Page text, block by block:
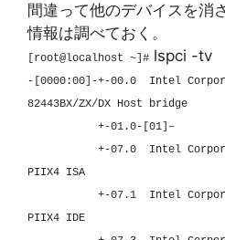
間違って他のデバイスを消
情報は調べておく。
[root@localhost ~]# lspci -tv
-[0000:00]-+-00.0 Intel
82443BX/ZX/DX Host bridge
+-01.0-[01]–
+-07.0 Intel Corporation
PIIX4 ISA
+-07.1 Intel Corporation
PIIX4 IDE